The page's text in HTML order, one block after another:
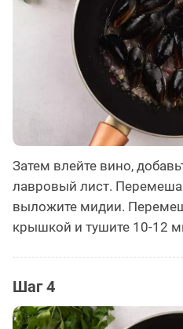
Затем влейте вино,
лавровый лист.
выложите мидии.
крышкой и тушите 10-12
Шаг 4